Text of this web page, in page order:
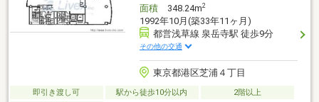
面積348.24m2
1992年10月(築33年11ヶ月)
都営浅草線 泉岳寺駅 徒歩9分
その他の交通
東京都港区芝浦４丁目
即引き渡し可 駅から徒歩10分以内
2階以上